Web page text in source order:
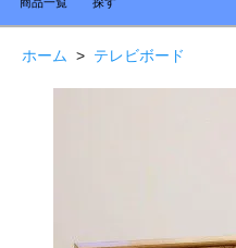
ホーム > テレビボード